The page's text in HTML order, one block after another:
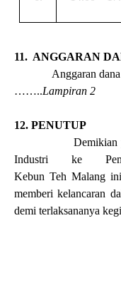
11. ANGGARAN
Anggaran dana
……..Lampiran 2
12. PENUTUP
Demikian
Industri ke
Kebun Teh Malang
memberi kelancaran
demi terlaksananya